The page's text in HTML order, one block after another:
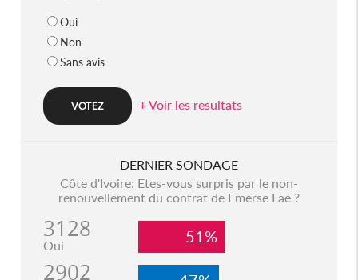
Oui
Non
Sans avis
+ Voir les resultats
DERNIER SONDAGE
Côte d'Ivoire: Etes-vous surpris par le non-
renouvellement du contrat de Emerse Faé ?
3128
Oui 51%
2902